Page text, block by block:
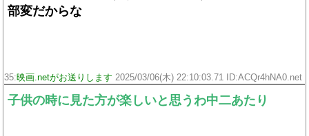
部変だからな
35:映画.netがお送りします 2025/03/06(木) 22:10:03.71 ID:ACQr4hNA0.net
子供の時に見た方が楽しいと思うわ中二あたり